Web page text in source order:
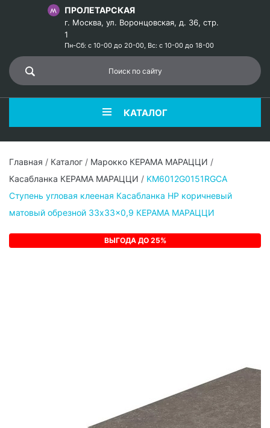
ПРОЛЕТАРСКАЯ
г. Москва, ул. Воронцовская, д. 36, стр.
1
Пн-Сб: с 10-00 до 20-00, Вс: с 10-00 до 18-00
КАТАЛОГ
Главная / Каталог / Марокко КЕРАМА МАРАЦЦИ /
Касабланка КЕРАМА МАРАЦЦИ / KM6012G0151RGCA
Ступень угловая клееная Касабланка HP коричневый
матовый обрезной 33x33x0,9 КЕРАМА МАРАЦЦИ
ВЫГОДА ДО 25%